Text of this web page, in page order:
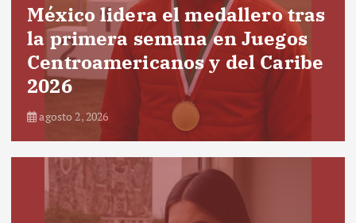
México lidera el medallero tras
la primera semana en Juegos
Centroamericanos y del Caribe
2026
agosto 2, 2026